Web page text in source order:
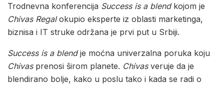
Trodnevna konferencija Success is a blendkojom je
Chivas Regalokupio eksperte iz oblasti marketinga,
biznisa i IT struke održana je prvi put u Srbiji.
Success is a blendje moćna univerzalna poruka koju
Chivasprenosi širom planete. Chivasveruje da je
blendirano bolje, kako u poslu tako i kada se radi o